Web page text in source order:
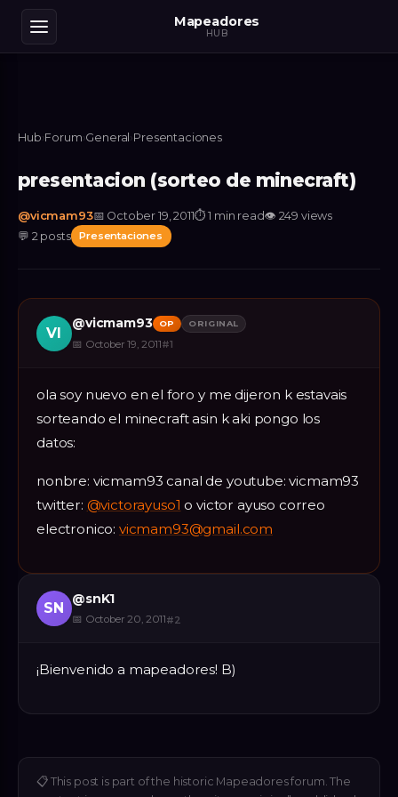
Mapeadores
HUB
Hub›Forum›General ›Presentaciones
presentacion (sorteo de minecraft)
@vicmam93📅 October 19, 2011⏱1 min read👁 249 views
💬 2 posts Presentaciones
VI
@vicmam93 OP ORIGINAL
📅 October 19, 2011#1
ola soy nuevo en el foro y me dijeron k estavais
sorteando el minecraft asin k aki pongo los
datos:
nonbre: vicmam93 canal de youtube: vicmam93
twitter: @victorayuso1 o victor ayuso correo
electronico: vicmam93@gmail.com
SN
@snK1
📅 October 20, 2011#2
¡Bienvenido a mapeadores! B)
📋 This post is part of the historic Mapeadores forum. The